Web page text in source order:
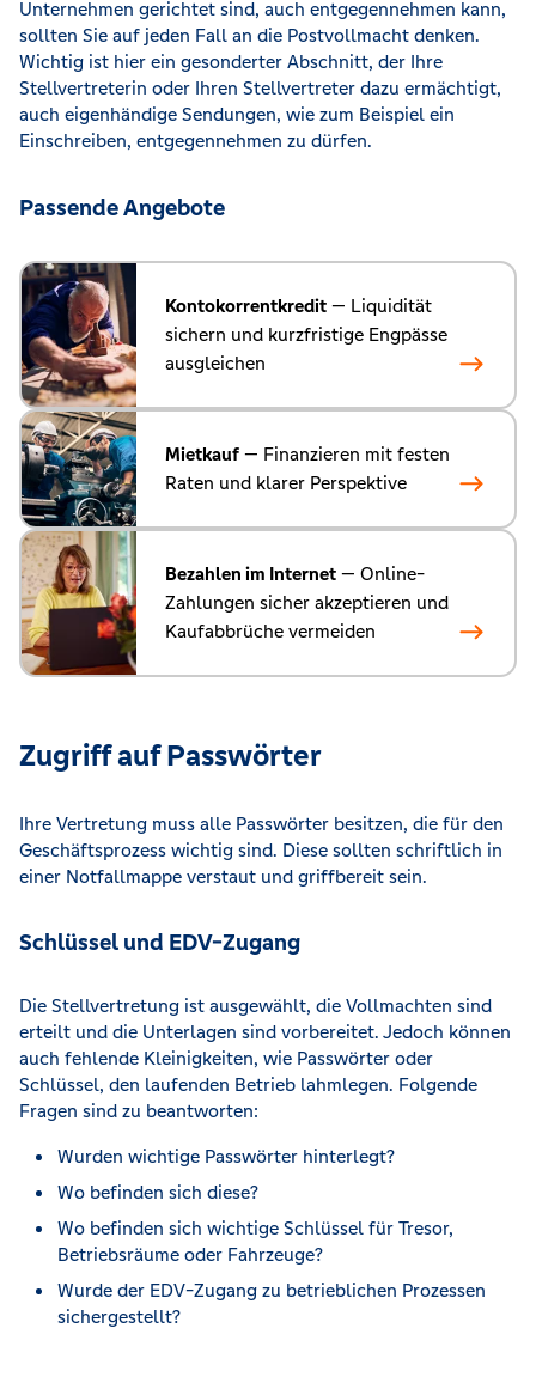
Unternehmen gerichtet sind, auch entgegennehmen kann,
sollten Sie auf jeden Fall an die Postvollmacht denken.
Wichtig ist hier ein gesonderter Abschnitt, der Ihre
Stellvertreterin oder Ihren Stellvertreter dazu ermächtigt,
auch eigenhändige Sendungen, wie zum Beispiel ein
Einschreiben, entgegennehmen zu dürfen.
Passende Angebote
Kontokorrentkredit — Liquidität
sichern und kurzfristige Engpässe
ausgleichen
Mietkauf — Finanzieren mit festen
Raten und klarer Perspektive
Bezahlen im Internet — Online-
Zahlungen sicher akzeptieren und
Kaufabbrüche vermeiden
Zugriff auf Passwörter
Ihre Vertretung muss alle Passwörter besitzen, die für den
Geschäftsprozess wichtig sind. Diese sollten schriftlich in
einer Notfallmappe verstaut und griffbereit sein.
Schlüssel und EDV-Zugang
Die Stellvertretung ist ausgewählt, die Vollmachten sind
erteilt und die Unterlagen sind vorbereitet. Jedoch können
auch fehlende Kleinigkeiten, wie Passwörter oder
Schlüssel, den laufenden Betrieb lahmlegen. Folgende
Fragen sind zu beantworten:
Wurden wichtige Passwörter hinterlegt?
Wo befinden sich diese?
Wo befinden sich wichtige Schlüssel für Tresor,
Betriebsräume oder Fahrzeuge?
Wurde der EDV-Zugang zu betrieblichen Prozessen
sichergestellt?